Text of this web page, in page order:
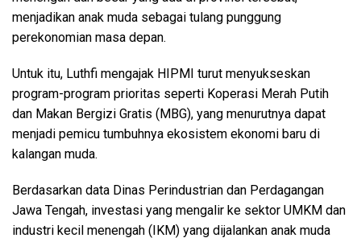
menjadikan anak muda sebagai tulang punggung
perekonomian masa depan.
Untuk itu, Luthfi mengajak HIPMI turut menyukseskan
program-program prioritas seperti Koperasi Merah Putih
dan Makan Bergizi Gratis (MBG), yang menurutnya dapat
menjadi pemicu tumbuhnya ekosistem ekonomi baru di
kalangan muda.
Berdasarkan data Dinas Perindustrian dan Perdagangan
Jawa Tengah, investasi yang mengalir ke sektor UMKM dan
industri kecil menengah (IKM) yang dijalankan anak muda